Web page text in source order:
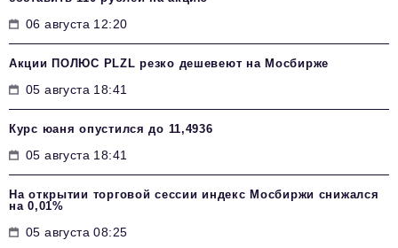
06 августа 12:20
Акции ПОЛЮС PLZL резко дешевеют на Мосбирже
05 августа 18:41
Курс юаня опустился до 11,4936
05 августа 18:41
На открытии торговой сессии индекс Мосбиржи снижался
на 0,01%
05 августа 08:25